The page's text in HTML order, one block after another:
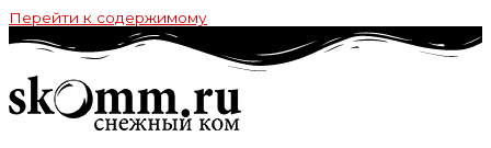
Перейти к содержимому